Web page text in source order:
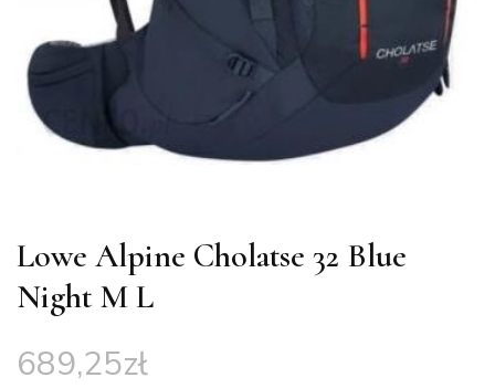
Lowe Alpine Cholatse 32 Blue
Night M L
689,25zł